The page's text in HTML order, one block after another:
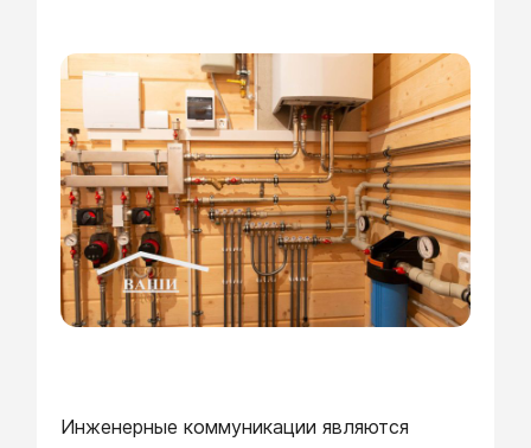
Инженерные коммуникации являются